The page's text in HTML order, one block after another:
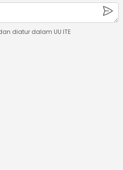
diatur dalam UU ITE